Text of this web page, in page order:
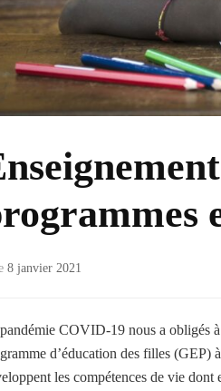
8 janvier 2021
COVID-19 nous a obligés
d’éducation des filles (GEP)
les compétences de vie